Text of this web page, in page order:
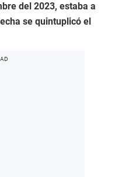
del 2023, estaba a
se quintuplicó el